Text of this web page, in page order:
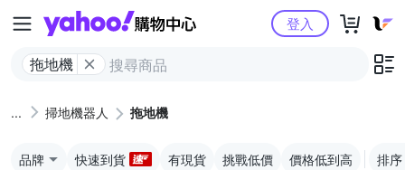
Yahoo購物中心
拖地機
登入
掃地機器人 拖地機
品牌 快速到貨 有現貨 挑戰低價 價格低到高 排序